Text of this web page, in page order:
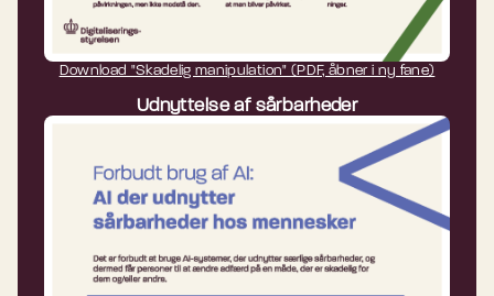
Download "Skadelig manipulation" (PDF, åbner i ny fane)
Udnyttelse af sårbarheder